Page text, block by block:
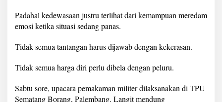
Padahal kedewasaan justru terlihat dari kemampuan meredam
emosi ketika situasi sedang panas.
Tidak semua tantangan harus dijawab dengan kekerasan.
Tidak semua harga diri perlu dibela dengan peluru.
Sabtu sore, upacara pemakaman militer dilaksanakan di TPU
Sematang Borang, Palembang. Langit mendung